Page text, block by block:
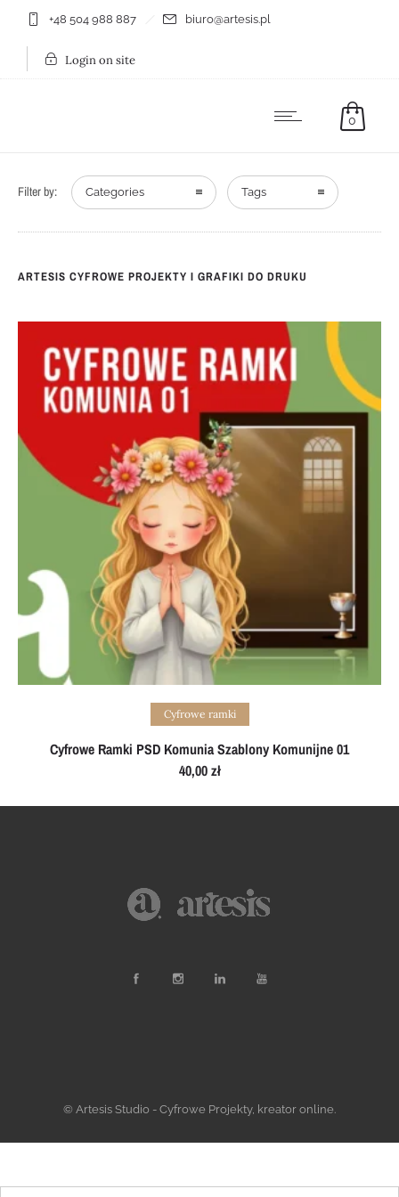
+48 504 988 887 biuro@artesis.pl
Login on site
0
Filter by: Categories Tags
ARTESIS CYFROWE PROJEKTY I GRAFIKI DO DRUKU
Add to cart
Cyfrowe ramki
Cyfrowe Ramki PSD Komunia Szablony Komunijne 01
40,00zł
© Artesis Studio - Cyfrowe Projekty, kreator online.